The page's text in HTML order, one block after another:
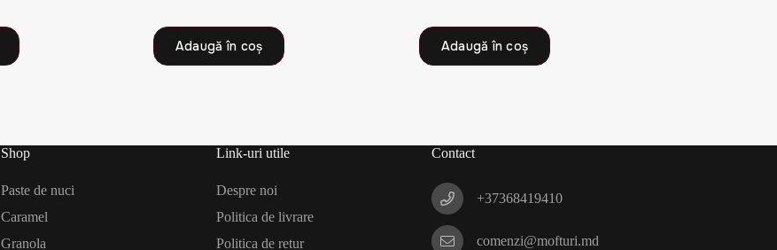
Adaugă în coș Adaugă în coș
Shop
Paste de nuci
Caramel
Granola
Link-uri utile
Despre noi
Politica de livrare
Politica de retur
Contact
+37368419410
comenzi@mofturi.md